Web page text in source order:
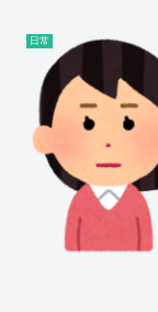
日常